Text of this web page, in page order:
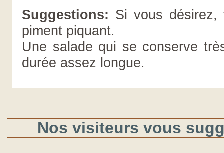
Suggestions: Si vous désirez,
piment piquant.
Une salade qui se conserve
durée assez longue.
Nos visiteurs vous